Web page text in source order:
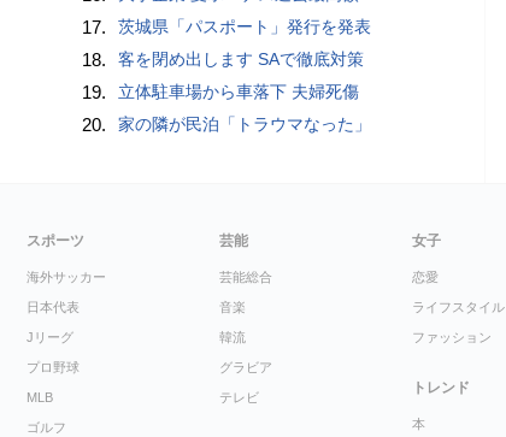
17. 茨城県「パスポート」発行を発表
18. 客を閉め出します SAで徹底対策
19. 立体駐車場から車落下 夫婦死傷
20. 家の隣が民泊「トラウマなった」
スポーツ
海外サッカー
日本代表
Jリーグ
プロ野球
MLB
ゴルフ
芸能
芸能総合
音楽
韓流
グラビア
テレビ
女子
恋愛
ライフスタイル
ファッション
トレンド
本